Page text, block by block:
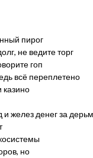
пирог
не ведите торг
гоп
всё переплетено
казино
и желез денег за
но